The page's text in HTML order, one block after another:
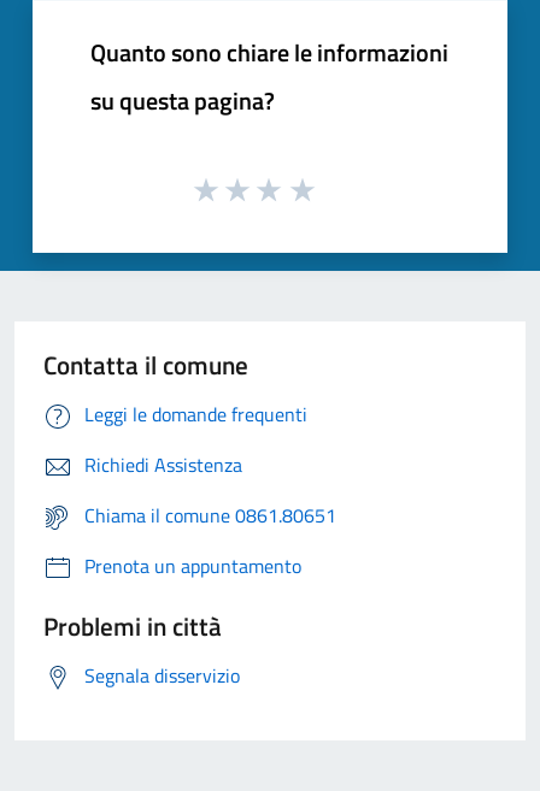
Quanto sono chiare le informazioni
su questa pagina?
Contatta il comune
Leggi le domande frequenti
Richiedi Assistenza
Chiama il comune 0861.80651
Prenota un appuntamento
Problemi in città
Segnala disservizio